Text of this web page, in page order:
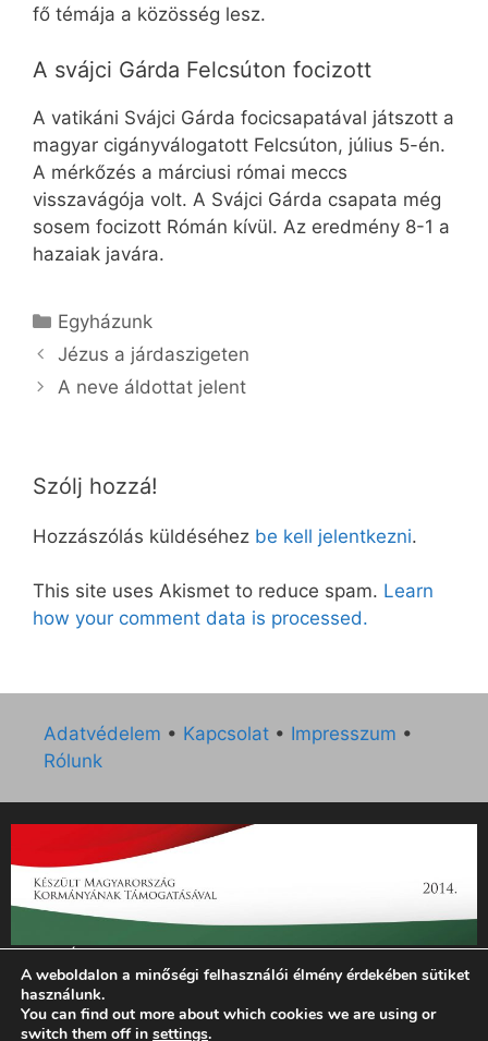
fő témája a közösség lesz.
A svájci Gárda Felcsúton focizott
A vatikáni Svájci Gárda focicsapatával játszott a
magyar cigányválogatott Felcsúton, július 5-én.
A mérkőzés a márciusi római meccs
visszavágója volt. A Svájci Gárda csapata még
sosem focizott Rómán kívül. Az eredmény 8-1 a
hazaiak javára.
Kategória
Egyházunk
Jézus a járdaszigeten
A neve áldottat jelent
Szólj hozzá!
Hozzászólás küldéséhez be kell jelentkezni.
This site uses Akismet to reduce spam. Learn
how your comment data is processed.
Adatvédelem • Kapcsolat • Impresszum •
Rólunk
„Az Új Ember katolikus hetilap 2014. évi működésének
támogatását az EGYH-KCP-14-P-0121 sz. támogatási
szerződés keretében 3 000 000 Ft összegben támogatta az
Emberi Erőforrások Minisztériuma.”
A weboldalon a minőségi felhasználói élmény érdekében sütiket
használunk.
You can find out more about which cookies we are using or
switch them off in settings.